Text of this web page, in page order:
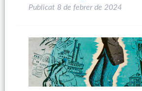
Publicat 8 de febrer de 2024